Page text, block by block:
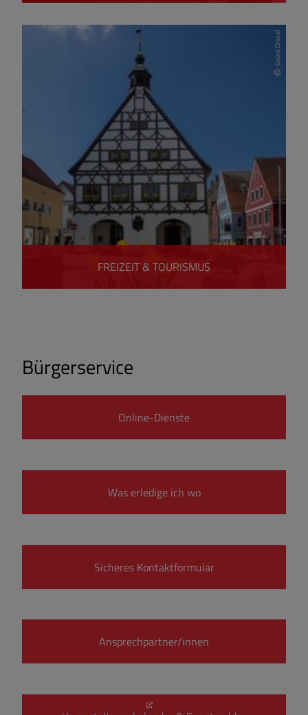
FREIZEIT & TOURISMUS
Georg Drexel
Bürgerservice
Online-Dienste
Was erledige ich wo
Sicheres Kontaktformular
Ansprechpartner/innen